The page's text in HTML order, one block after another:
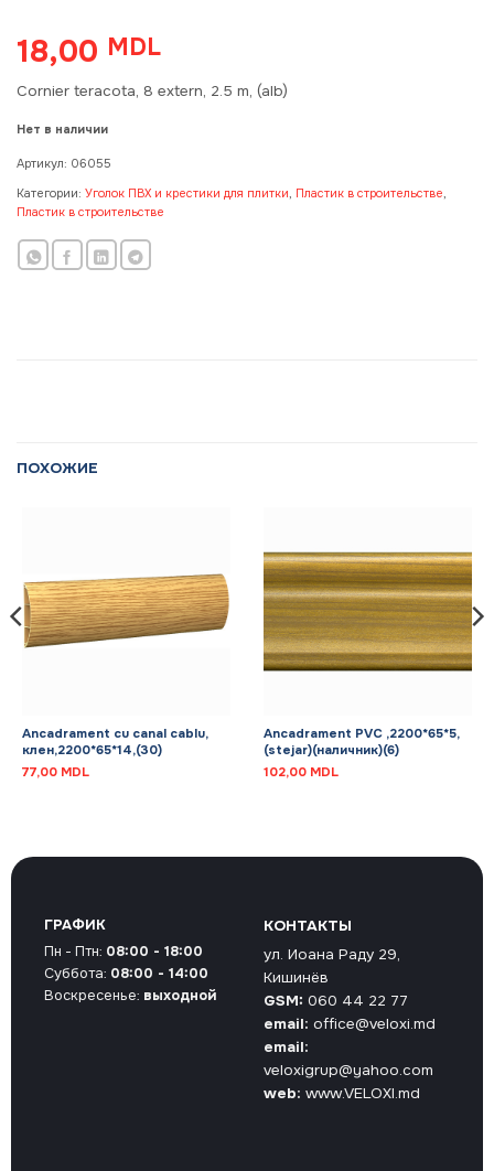
18,00 MDL
Cornier teracota, 8 extern, 2.5 m, (alb)
Нет в наличии
Артикул: 06055
Категории: Уголок ПВХ и крестики для плитки, Пластик в строительстве,
Пластик в строительстве
ПОХОЖИЕ
Ancadrament cu canal cablu,
клен,2200*65*14,(30)
77,00 MDL
Ancadrament PVC ,2200*65*5,
(stejar)(наличник)(6)
102,00 MDL
КОНТАКТЫ
ул. Иоана Раду 29,
Кишинёв
GSM: 060 44 22 77
email: office@veloxi.md
email:
veloxigrup@yahoo.com
web: www.VELOXI.md
ГРАФИК
Пн - Птн: 08:00 - 18:00
Суббота: 08:00 - 14:00
Воскресенье: выходной